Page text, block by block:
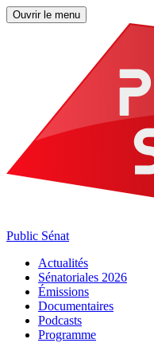
Ouvrir le menu
Public Sénat
Actualités
Sénatoriales 2026
Émissions
Documentaires
Podcasts
Programme